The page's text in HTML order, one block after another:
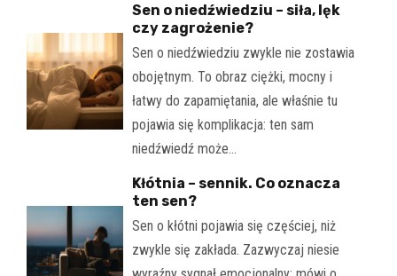
Sen o niedźwiedziu – siła, lęk
czy zagrożenie?
Sen o niedźwiedziu zwykle nie zostawia
obojętnym. To obraz ciężki, mocny i
łatwy do zapamiętania, ale właśnie tu
pojawia się komplikacja: ten sam
niedźwiedź może…
Kłótnia – sennik. Co oznacza
ten sen?
Sen o kłótni pojawia się częściej, niż
zwykle się zakłada. Zazwyczaj niesie